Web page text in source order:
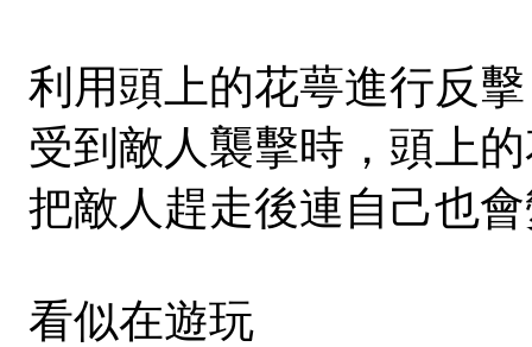
利用頭上的花萼進行反擊
受到敵人襲擊時，頭上
把敵人趕走後連自己也
看似在遊玩